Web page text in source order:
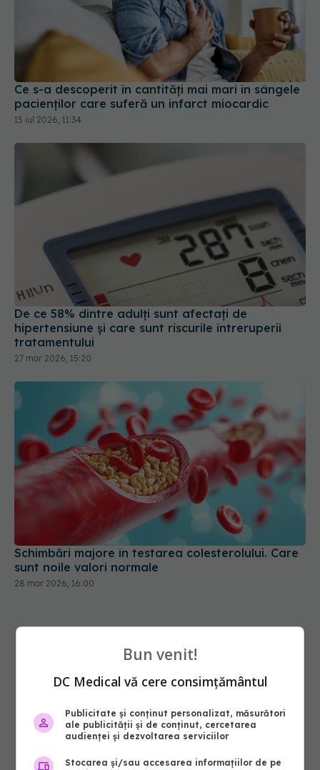
Ce s-a descoperit în cantități mai mari în sângele
pacienților care suferă un infarct miocardic
15 iul 2026, 11:34
De ce 58% dintre adulți sunt afectați de
hipertensiune și care sunt riscurile întreruperii
tratamentului
27 mar 2026, 15:20
Schimbări majore în testarea colesterolului. Care
sunt noile valori normale
28 mar 2026, 16:00
Bun venit!
DC Medical vă cere consimțământul
Publicitate și conținut personalizat, măsurători
ale publicității și de conținut, cercetarea
audienței și dezvoltarea serviciilor
Stocarea și/sau accesarea informațiilor de pe